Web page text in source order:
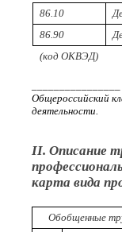
86.10
86.90
(код ОКВЭД)
Общероссийский
деятельности.
II. Описание
карта вида
Обобщенные